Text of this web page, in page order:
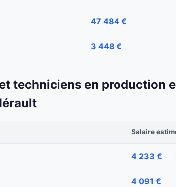
47 484 €
3 448 €
techniciens en production
Salaire
4 233 €
4 091 €